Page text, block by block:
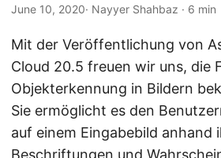
e
n
June 10, 2020· Nayyer Shahbaz · 6 min
Mit der Veröffentlichung von
Cloud 20.5 freuen wir uns, die
Objekterkennung in Bildern
Sie ermöglicht es den
auf einem Eingabebild anhand
Beschriftungen und